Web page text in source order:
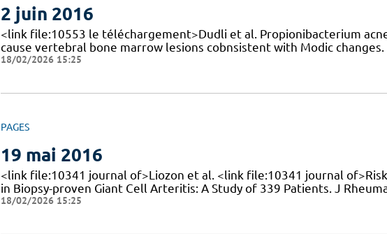
2 juin 2016
<link file:10553 le téléchargement>Dudli et al. Propionibacterium
cause vertebral bone marrow lesions cobnsistent with Modic
18/02/2026 15:25
PAGES
19 mai 2016
<link file:10341 journal of>Liozon et al. <link file:10341 journal
in Biopsy-proven Giant Cell Arteritis: A Study of 339 Patients. J
18/02/2026 15:25